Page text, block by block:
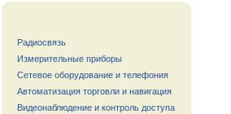
Радиосвязь
Измерительные приборы
Сетевое оборудование и телефония
Автоматизация торговли и навигация
Видеонаблюдение и контроль доступа